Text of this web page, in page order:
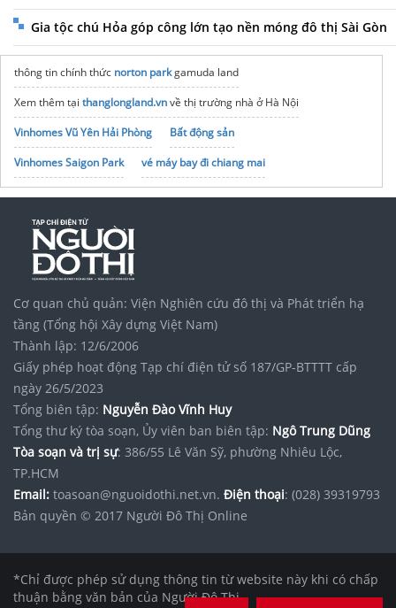
Gia tộc chú Hỏa góp công lớn tạo nền móng đô thị Sài Gòn
thông tin chính thức norton parkgamuda land
Xem thêm tại thanglongland.vnvề thị trường nhà ở Hà Nội
Vinhomes Vũ Yên Hải Phòng
Bất động sản
Vinhomes Saigon Park
vé máy bay đi chiang mai
noxh K Home Avenue Nhơn Trạch
Tập đoàn Bcons Group
Cơ quan chủ quản: Viện Nghiên cứu đô thị và Phát triển hạ
tầng (Tổng hội Xây dựng Việt Nam)
Thành lập: 12/6/2006
Giấy phép hoạt động Tạp chí điện tử số 187/GP-BTTTT cấp
ngày 26/5/2023
Tổng biên tập: Nguyễn Đào Vĩnh Huy
Tổng thư ký tòa soạn, Ủy viên ban biên tập: Ngô Trung Dũng
Tòa soạn và trị sự: 386/55 Lê Văn Sỹ, phường Nhiêu Lộc,
TP.HCM
Email: toasoan@nguoidothi.net.vn. Điện thoại: (028) 39319793
Bản quyền © 2017 Người Đô Thị Online
*Chỉ được phép sử dụng thông tin từ website này khi có chấp
thuận bằng văn bản của Người Đô Thị.